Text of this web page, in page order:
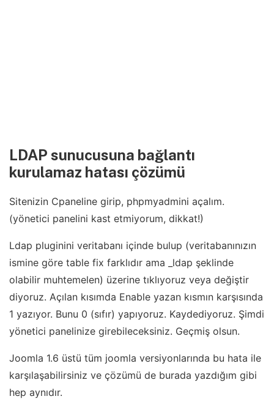
LDAP sunucusuna bağlantı
kurulamaz hatası çözümü
Sitenizin Cpaneline girip, phpmyadmini açalım.
(yönetici panelini kast etmiyorum, dikkat!)
Ldap pluginini veritabanı içinde bulup (veritabanınızın
ismine göre table fix farklıdır ama _ldap şeklinde
olabilir muhtemelen) üzerine tıklıyoruz veya değiştir
diyoruz. Açılan kısımda Enable yazan kısmın karşısında
1 yazıyor. Bunu 0 (sıfır) yapıyoruz. Kaydediyoruz. Şimdi
yönetici panelinize girebileceksiniz. Geçmiş olsun.
Joomla 1.6 üstü tüm joomla versiyonlarında bu hata ile
karşılaşabilirsiniz ve çözümü de burada yazdığım gibi
hep aynıdır.